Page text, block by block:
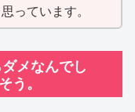
っています。
メなんでし
う。